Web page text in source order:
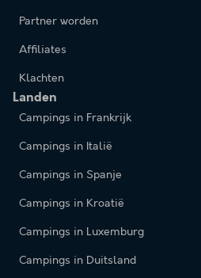
Partner worden
Affiliates
Klachten
Landen
Campings in Frankrijk
Campings in Italië
Campings in Spanje
Campings in Kroatië
Campings in Luxemburg
Campings in Duitsland